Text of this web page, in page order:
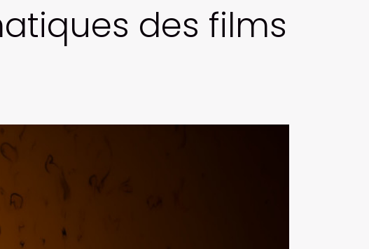
des films